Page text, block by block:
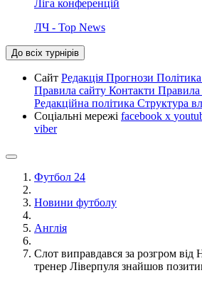
Ліга конференцій
ЛЧ - Top News
До всіх турнірів
Сайт Редакція Прогнози
Правила сайту Контакти Правила
Редакційна політика Структура
Соціальні мережі facebook x
viber
Футбол 24
Новини футболу
Англія
Слот виправдався за розгром від
тренер Ліверпуля знайшов